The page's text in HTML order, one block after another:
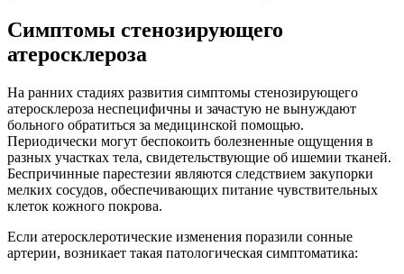
Симптомы стенозирующего
атеросклероза
На ранних стадиях развития симптомы стенозирующего
атеросклероза неспецифичны и зачастую не вынуждают
больного обратиться за медицинской помощью.
Периодически могут беспокоить болезненные ощущения в
разных участках тела, свидетельствующие об ишемии тканей.
Беспричинные парестезии являются следствием закупорки
мелких сосудов, обеспечивающих питание чувствительных
клеток кожного покрова.
Если атеросклеротические изменения поразили сонные
артерии, возникает такая патологическая симптоматика: